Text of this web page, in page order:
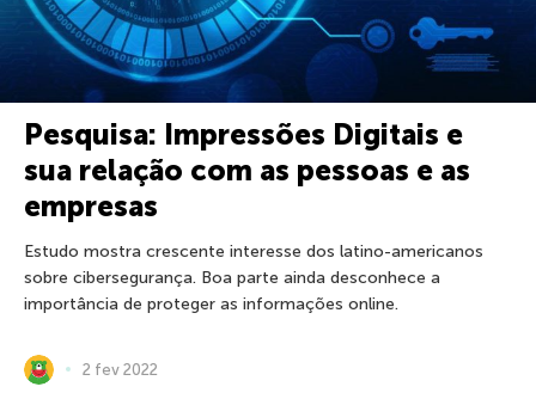
Pesquisa: Impressões Digitais e
sua relação com as pessoas e as
empresas
Estudo mostra crescente interesse dos latino-americanos
sobre cibersegurança. Boa parte ainda desconhece a
importância de proteger as informações online.
2 fev 2022